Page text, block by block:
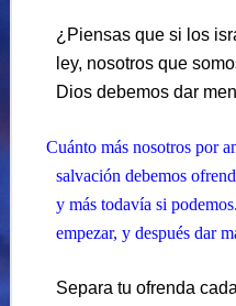
¿Piensas que si los
ley, nosotros que
Dios debemos dar
Cuánto más nosotros por
salvación debemos
y más todavía si
empezar, y después dar
Separa tu ofrenda